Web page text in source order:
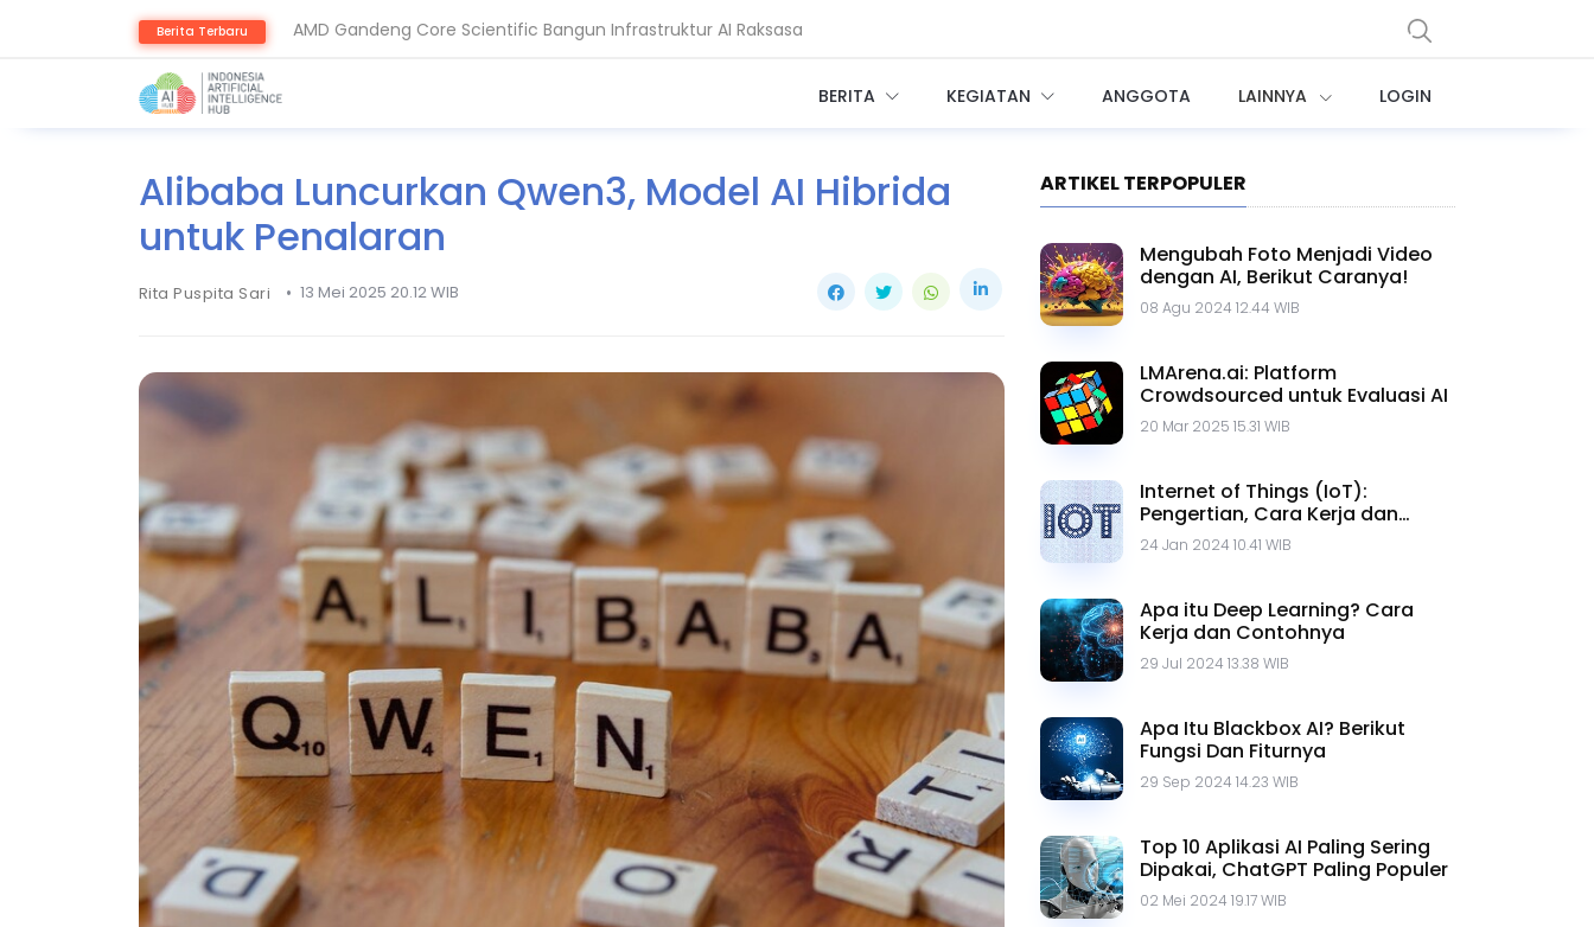
Berita Terbaru AMD Gandeng Core Scientific Bangun Infrastruktur AI Raksasa
BERITA KEGIATAN ANGGOTA LAINNYA LOGIN
Alibaba Luncurkan Qwen3, Model AI Hibrida
untuk Penalaran
Rita Puspita Sari • 13 Mei 2025 20.12 WIB
ARTIKEL TERPOPULER
Mengubah Foto Menjadi Video
dengan AI, Berikut Caranya!
08 Agu 2024 12.44 WIB
LMArena.ai: Platform
Crowdsourced untuk Evaluasi AI
20 Mar 2025 15.31 WIB
Internet of Things (IoT):
Pengertian, Cara Kerja dan
Contohnya
24 Jan 2024 10.41 WIB
Apa itu Deep Learning? Cara
Kerja dan Contohnya
29 Jul 2024 13.38 WIB
Apa Itu Blackbox AI? Berikut
Fungsi Dan Fiturnya
29 Sep 2024 14.23 WIB
Top 10 Aplikasi AI Paling Sering
Dipakai, ChatGPT Paling Populer
02 Mei 2024 19.17 WIB